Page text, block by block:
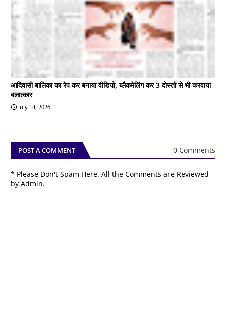
आदिवासी बालिका का रेप कर बनाया वीडियो, ब्लैकमेलिंग कर 3 दोस्तो से भी करवाया
बलात्कार
July 14, 2026
POST A COMMENT 0 Comments
* Please Don't Spam Here. All the Comments are Reviewed
by Admin.